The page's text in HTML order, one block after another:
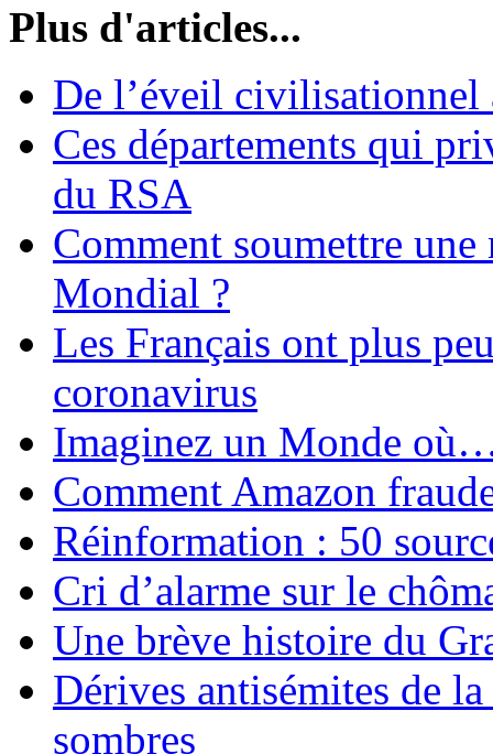
Plus d'articles...
De l’éveil
Ces départements qui
du RSA
Comment soumettre
Mondial ?
Les Français ont plus
coronavirus
Imaginez un Monde
Comment Amazon
Réinformation : 50
Cri d’alarme sur le
Une brève histoire du
Dérives antisémites de
sombres